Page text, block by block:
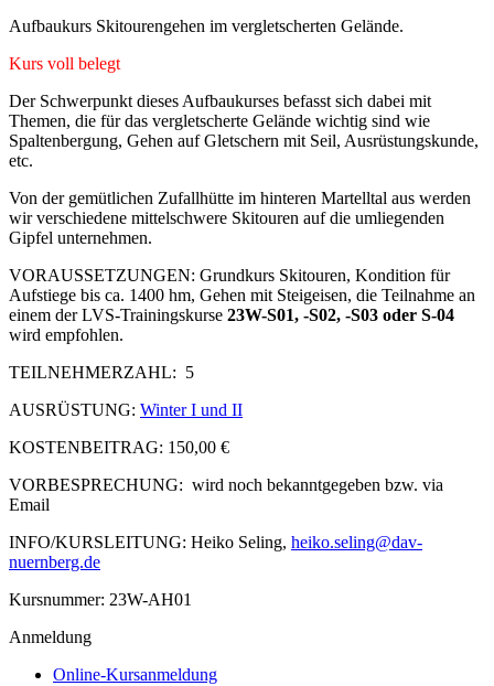
Aufbaukurs Skitourengehen im vergletscherten Gelände.
Kurs voll belegt
Der Schwerpunkt dieses Aufbaukurses befasst sich dabei mit
Themen, die für das vergletscherte Gelände wichtig sind wie
Spaltenbergung, Gehen auf Gletschern mit Seil, Ausrüstungskunde,
etc.
Von der gemütlichen Zufallhütte im hinteren Martelltal aus werden
wir verschiedene mittelschwere Skitouren auf die umliegenden
Gipfel unternehmen.
VORAUSSETZUNGEN: Grundkurs Skitouren, Kondition für
Aufstiege bis ca. 1400 hm, Gehen mit Steigeisen, die Teilnahme an
einem der LVS-Trainingskurse 23W-S01, -S02, -S03 oder S-04
wird empfohlen.
TEILNEHMERZAHL: 5
AUSRÜSTUNG: Winter I und II
KOSTENBEITRAG: 150,00 €
VORBESPRECHUNG: wird noch bekanntgegeben bzw. via
Email
INFO/KURSLEITUNG: Heiko Seling, heiko.seling@dav-
nuernberg.de
Kursnummer: 23W-AH01
Anmeldung
Online-Kursanmeldung